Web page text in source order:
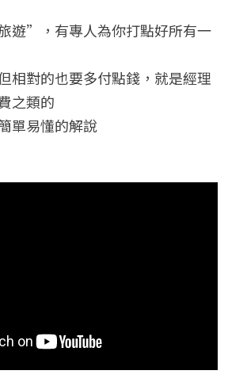
遊”，有專人為你打點好所有一
相對的也要多付點錢，就是經理
之類的
單易懂的解說